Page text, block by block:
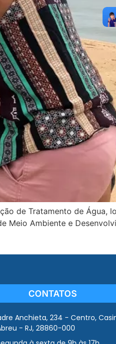
de Tratamento de Água,
Meio Ambiente e
CONTATOS
Anchieta, 234 - Centro,
- RJ, 28860-000